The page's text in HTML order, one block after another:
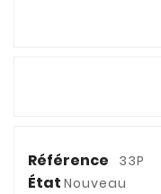
Référence 33P
État Nouveau